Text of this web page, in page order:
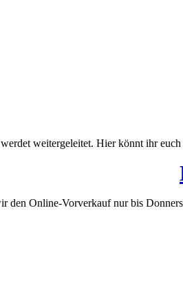
weitergeleitet. Hier könnt ihr
den Online-Vorverkauf nur bis